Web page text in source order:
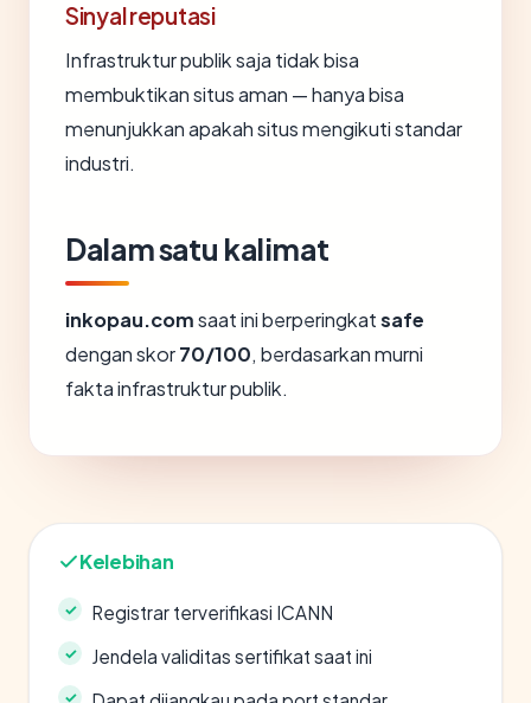
Sinyal reputasi
Infrastruktur publik saja tidak bisa
membuktikan situs aman — hanya bisa
menunjukkan apakah situs mengikuti standar
industri.
Dalam satu kalimat
inkopau.comsaat ini berperingkatsafe
dengan skor70/100, berdasarkan murni
fakta infrastruktur publik.
Kelebihan
Registrar terverifikasi ICANN
Jendela validitas sertifikat saat ini